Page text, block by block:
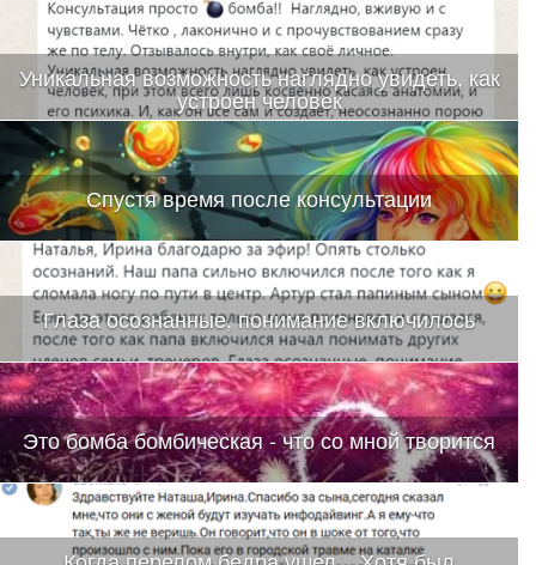
Уникальная возможность наглядно увидеть, как
устроен человек
Спустя время после консультации
Глаза осознанные, понимание включилось
Это бомба бомбическая - что со мной творится